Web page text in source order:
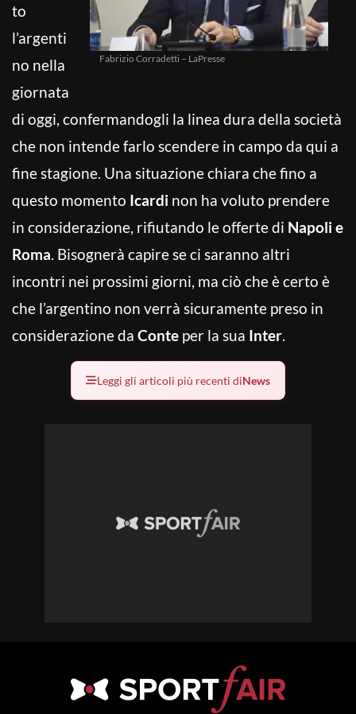
Fabrizio Corradetti – LaPresse
to
l’argenti
no nella
giornata
di oggi, confermandogli la linea dura della società
che non intende farlo scendere in campo da qui a
fine stagione. Una situazione chiara che fino a
questo momento Icardi non ha voluto prendere
in considerazione, rifiutando le offerte di Napoli e
Roma. Bisognerà capire se ci saranno altri
incontri nei prossimi giorni, ma ciò che è certo è
che l’argentino non verrà sicuramente preso in
considerazione da Conte per la sua Inter.
Leggi gli articoli più recenti diNews